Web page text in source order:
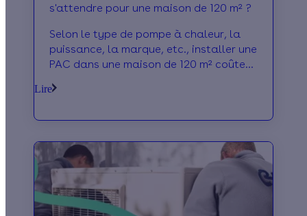
s'attendre pour une maison de 120 m² ?
Selon le type de pompe à chaleur, la
puissance, la marque, etc., installer une
PAC dans une maison de 120 m² coûte
Lire